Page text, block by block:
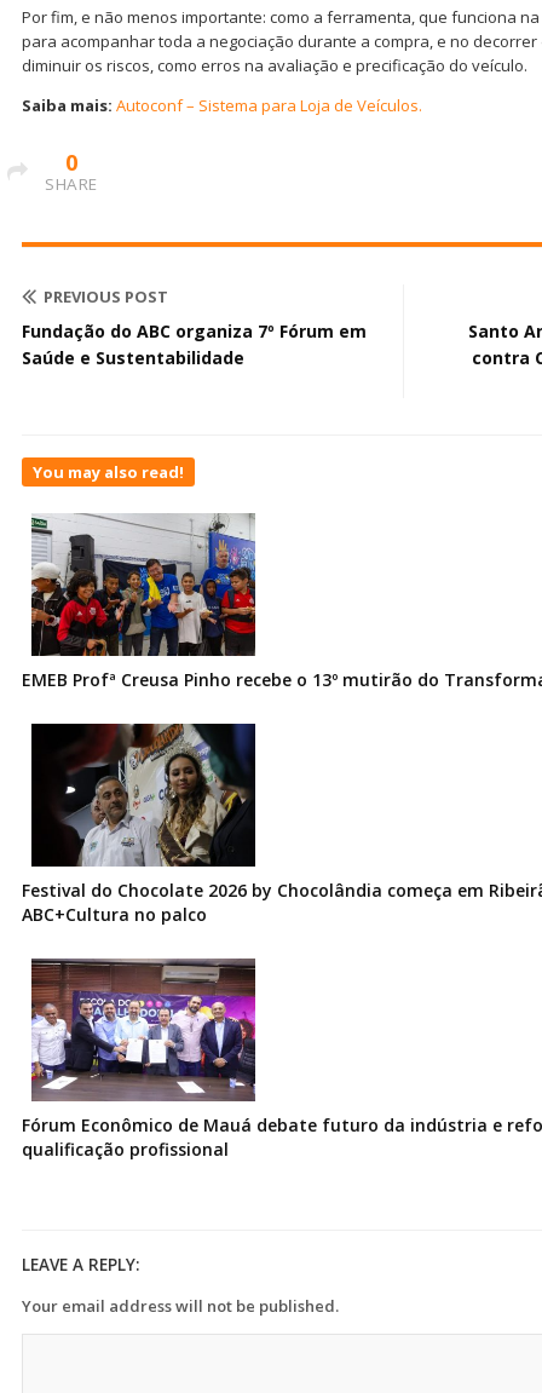
Por fim, e não menos importante: como a ferramenta, que funciona
para acompanhar toda a negociação durante a compra, e no
diminuir os riscos, como erros na avaliação e precificação do veículo.
Saiba mais: Autoconf – Sistema para Loja de Veículos.
0
SHARE
PREVIOUS POST
Fundação do ABC organiza 7º Fórum em
Saúde e Sustentabilidade
Santo
contra
You may also read!
EMEB Profª Creusa Pinho recebe o 13º mutirão do
Festival do Chocolate 2026 by Chocolândia começa em
ABC+Cultura no palco
Fórum Econômico de Mauá debate futuro da indústria e
qualificação profissional
LEAVE A REPLY:
Your email address will not be published.